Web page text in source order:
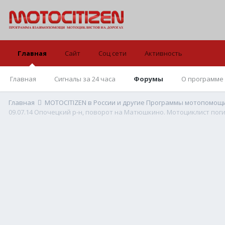
Главная
Главная Сигналы за 24 часа Форумы О программе
Сайт Соц сети Активность
Главная MOTOCITIZEN в России и другие Программы
09.07.14 Опочецкий р-н, поворот на Матюшкино. Мотоциклист